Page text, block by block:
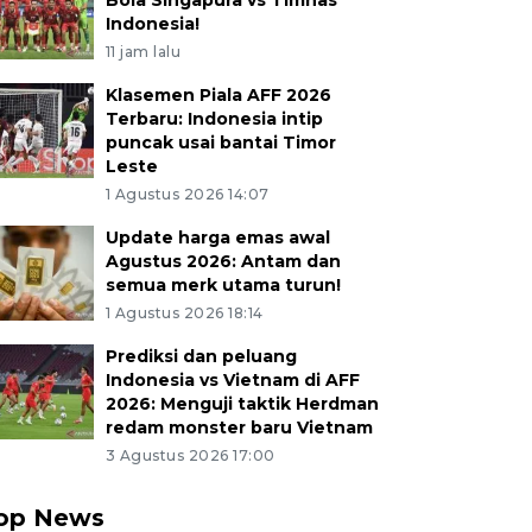
Indonesia!
11 jam lalu
Klasemen Piala AFF 2026
Terbaru: Indonesia intip
puncak usai bantai Timor
Leste
1 Agustus 2026 14:07
Update harga emas awal
Agustus 2026: Antam dan
semua merk utama turun!
1 Agustus 2026 18:14
Prediksi dan peluang
Indonesia vs Vietnam di AFF
2026: Menguji taktik Herdman
redam monster baru Vietnam
3 Agustus 2026 17:00
News